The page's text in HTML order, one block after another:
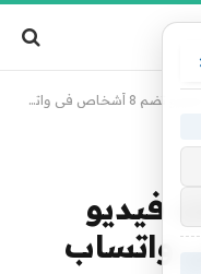
أشخاص في واتساب
فيديو